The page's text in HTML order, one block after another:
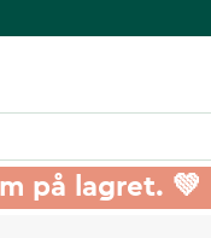
på lagret. 💚